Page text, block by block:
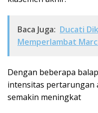
Baca Juga: Ducati
Memperlambat
Dengan beberapa
intensitas pertarungan
semakin meningkat